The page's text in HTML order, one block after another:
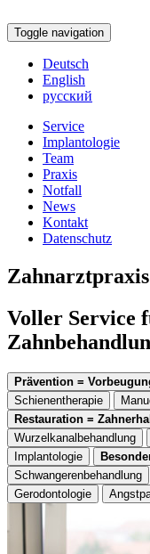
Toggle navigation
Deutsch
English
русский
Service
Implantologie
Team
Praxis
Notfall
News
Kontakt
Datenschutz
Voller Service
Prävention =
Schienentherapie
Restauration =
Wurzelkanalbehandlung
Implantologie
Schwangerenbehandlung
Gerodontologie